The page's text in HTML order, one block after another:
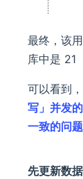
最终，该
库中是 21
可以看到，
写」并发
一致的问题
先更新数